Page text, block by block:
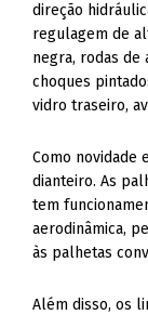
direção
regulagem de
negra, rodas de
choques
vidro traseiro,
Como novidade
dianteiro. As
tem
aerodinâmica,
às palhetas
Além disso, os